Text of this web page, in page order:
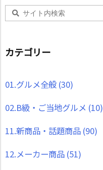
カテゴリー
01.グルメ全般 (30)
02.B級・ご当地グルメ (10)
11.新商品・話題商品 (90)
12.メーカー商品 (51)